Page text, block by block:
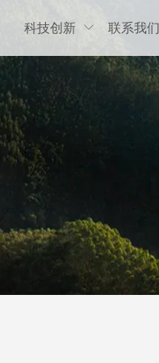
科技创新  联系我们